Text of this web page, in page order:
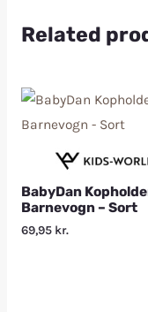
Related
BabyDan
Barnevogn – Sort
69,95 kr.